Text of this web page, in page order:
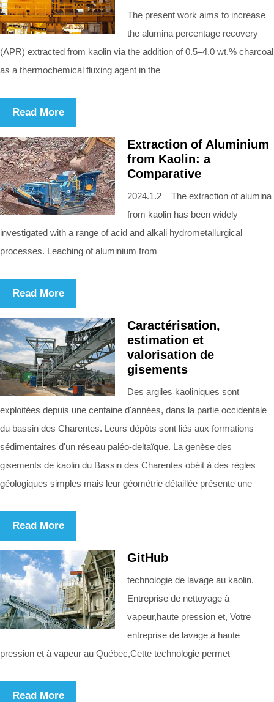
The present work aims to increase
the alumina percentage recovery
(APR) extracted from kaolin via the addition of 0.5–4.0 wt.% charcoal
as a thermochemical fluxing agent in the
Read More
Extraction of Aluminium
from Kaolin: a
Comparative
2024.1.2 The extraction of alumina
from kaolin has been widely
investigated with a range of acid and alkali hydrometallurgical
processes. Leaching of aluminium from
Read More
Caractérisation,
estimation et
valorisation de
gisements
Des argiles kaoliniques sont
exploitées depuis une centaine d'années, dans la partie occidentale
du bassin des Charentes. Leurs dépôts sont liés aux formations
sédimentaires d'un réseau paléo-deltaïque. La genèse des
gisements de kaolin du Bassin des Charentes obéit à des règles
géologiques simples mais leur géométrie détaillée présente une
Read More
GitHub
technologie de lavage au kaolin.
Entreprise de nettoyage à
vapeur,haute pression et, Votre
entreprise de lavage à haute
pression et à vapeur au Québec,Cette technologie permet
Read More